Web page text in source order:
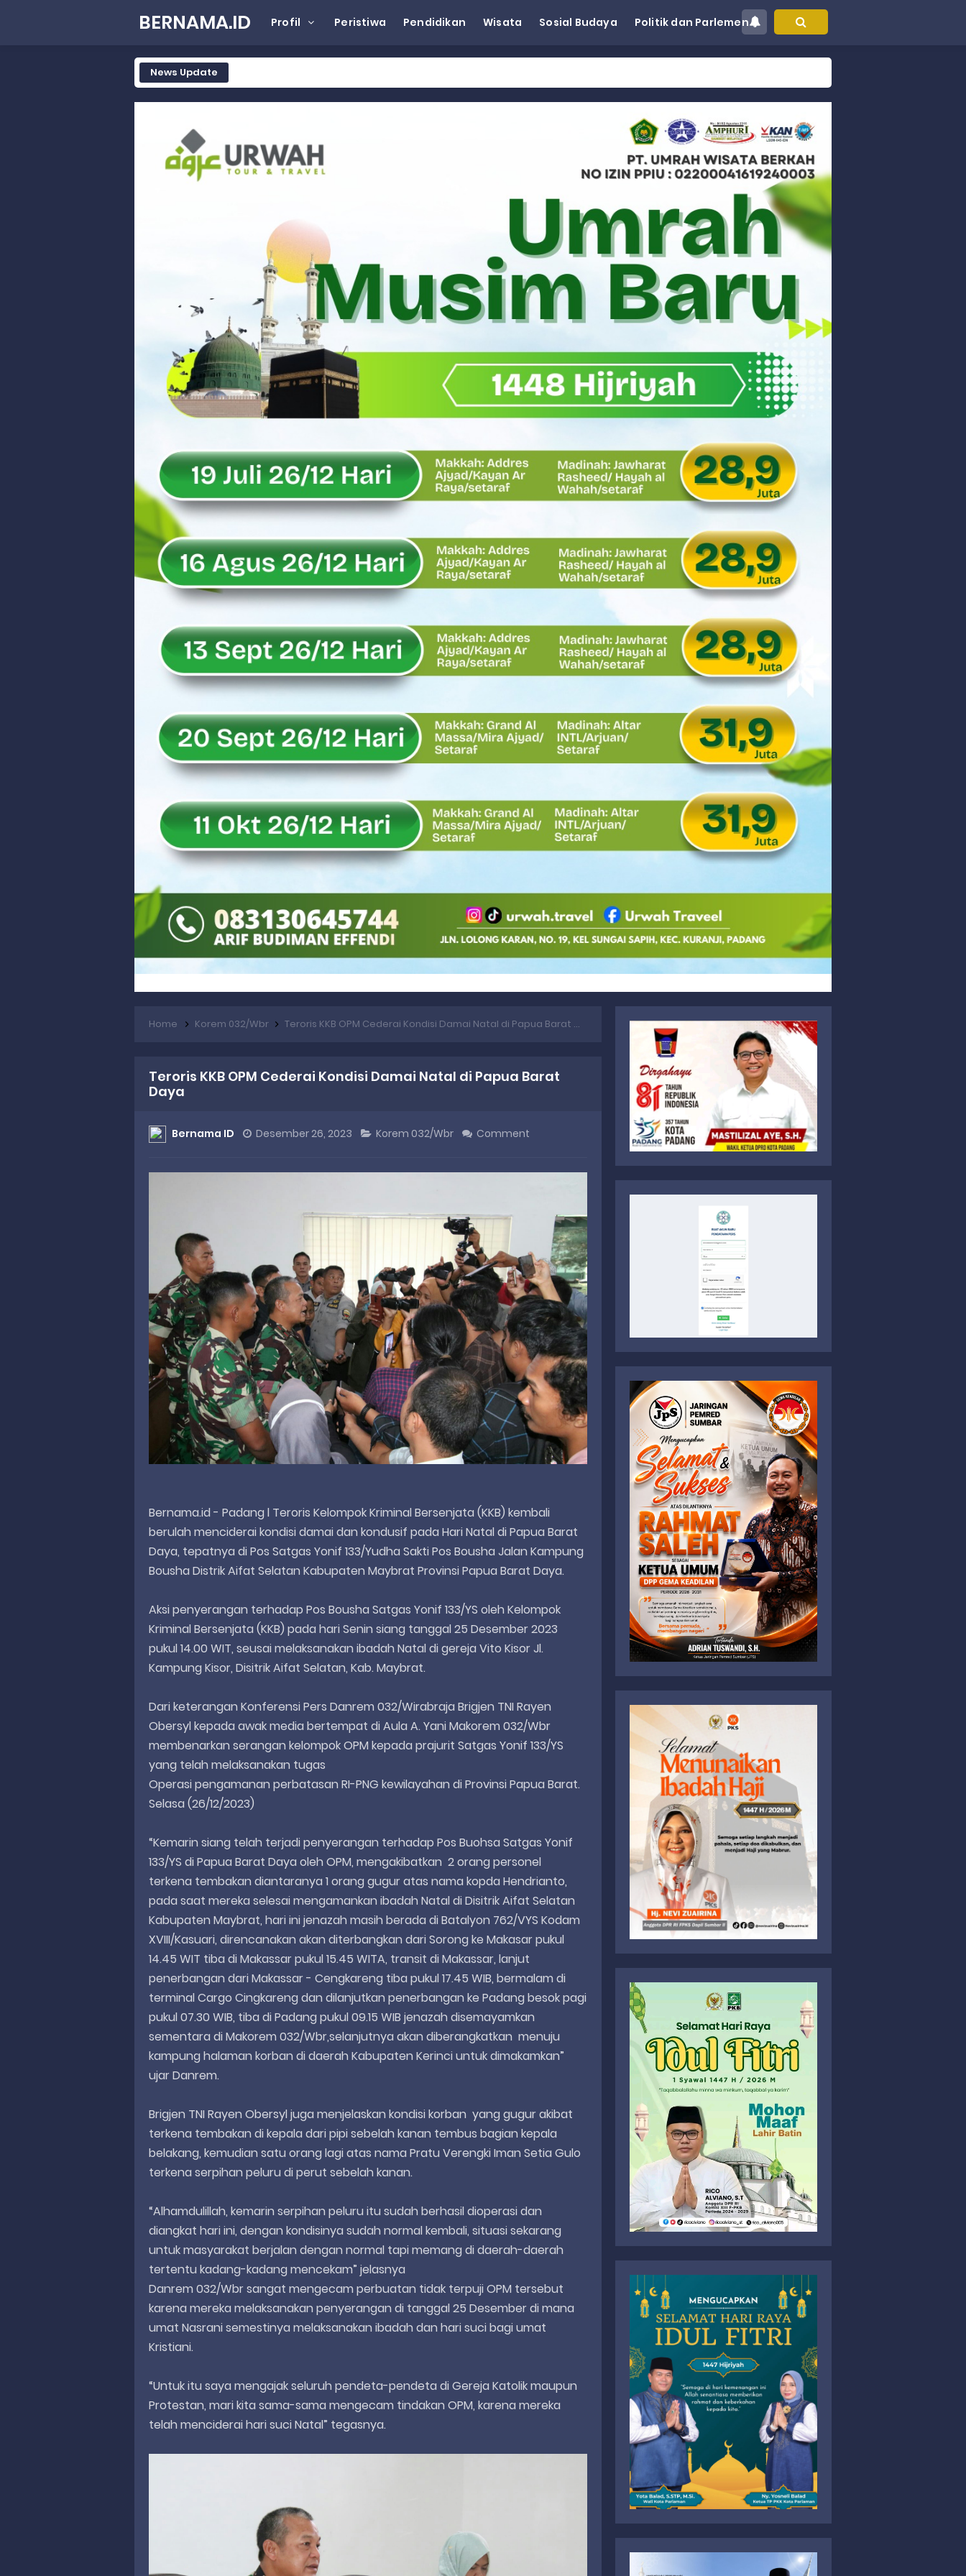
BERNAMA.ID Profil Peristiwa Pendidikan Wisata Sosial Budaya Politik dan Parlemen
News Update
Rahmat Saleh Komitmen Penguatan Kapasitas Dai dan Akademisi
Rahmat Saleh Resmikan Hunian Tetap KARTA untuk Korban Banjir Bandang di Sumbar
Wakili Gubernur Sumbar, Kabiro Kesra Hadiri dan Berikan Arahan pada MTQ Nasional ke-50 Tingkat Kec. Sungai Limau
RELIS KEJAKSAAN TINGGI SUMATERA BARAT
RELIS KEJAKSAAN TINGGI SUMATERA BARAT
RELIS KEJAKSAAN TINGGI SUMATERA BARAT
Peringati Hari Koperasi ke-79, Wagub Sumbar Dorong Koperasi Jadi Motor Penggerak Ekonomi Rakyat
Dilantik sebagai Ketua Umum Gema Keadilan, Rahmat Saleh Ajak Anak Muda Jadi Pemimpin Bangsa
Bangunan Liar di Atas Aset PT KAI Diduga Dibiarkan, Publik Pertanyakan Ketegasan Penegakan Hukum
Soal Isu Kejati Sumatera Barat Jemput Mahasiswa Paska Demo, Ini Bantahan Asintel Kejati Sumbar
Danrem 032/Wbr: Jadikan Pengabdian sebagai Ibadah kepada Tuhan Yang Maha Esa
Ini Penjelasan Kejaksaan Tinggi Sumatera Barat tentang Kasus Jembatan Sikabu Padang Pariaman
Rahmat Saleh Ingatkan Agrinas soal Defisit Operasional dan Pendapatan
Danrem 032/Wbr Kunjungi Kodim 0311/Pesisir Selatan, Apresiasi Dedikasi Prajurit Dukung Pembangunan Nasional
Sita Uang Tunai Rp 3 M terkait Kasus Dermaga Labuhan Bajau di Mentawai, Ini Penjelasan Tim Penyidik Kejaksaan Tinggi Sumbar
Rahmat Saleh Sebut Langkah Dony Oskaria Audit 750 BUMN Momentum Perbaikan Tata Kelola
Rahmat Saleh Puji Kinerja Dony Oskaria, Laba BUMN Meningkat dan Transformasi Berjalan Tanpa PHK Massal
DANREM 032/WIRABRAJA RESMIKAN JEMBATAN BAILEY DI NAGARI SALAREH AIA TIMUR, WUJUD NYATA KEPEDULIAN TNI UNTUK MASYARAKAT
Dialog Inspiratif di Agam, Legislator Nevi Zuairina Sampaikan Hal Ini
Danpusterad Resmi Tutup Program Bakti TNI AD Untuk Rakyat di Kabupaten Kepulauan Mentawai
Rahmat Saleh Nilai Penataan BUMN Perlu, Asalkan Layanan Publik Tetap Terjaga
Thursday, 6 August
Home Korem 032/Wbr Teroris KKB OPM Cederai Kondisi Damai Natal di Papua Barat Daya
Teroris KKB OPM Cederai Kondisi Damai Natal di Papua Barat
Daya
Bernama ID Desember 26, 2023 Korem 032/Wbr Comment
Bernama.id - Padang l Teroris Kelompok Kriminal Bersenjata (KKB) kembali
berulah menciderai kondisi damai dan kondusif pada Hari Natal di Papua Barat
Daya, tepatnya di Pos Satgas Yonif 133/Yudha Sakti Pos Bousha Jalan Kampung
Bousha Distrik Aifat Selatan Kabupaten Maybrat Provinsi Papua Barat Daya.
Aksi penyerangan terhadap Pos Bousha Satgas Yonif 133/YS oleh Kelompok
Kriminal Bersenjata (KKB) pada hari Senin siang tanggal 25 Desember 2023
pukul 14.00 WIT, seusai melaksanakan ibadah Natal di gereja Vito Kisor Jl.
Kampung Kisor, Disitrik Aifat Selatan, Kab. Maybrat.
Dari keterangan Konferensi Pers Danrem 032/Wirabraja Brigjen TNI Rayen
Obersyl kepada awak media bertempat di Aula A. Yani Makorem 032/Wbr
membenarkan serangan kelompok OPM kepada prajurit Satgas Yonif 133/YS
yang telah melaksanakan tugas
Operasi pengamanan perbatasan RI-PNG kewilayahan di Provinsi Papua Barat.
Selasa (26/12/2023)
“Kemarin siang telah terjadi penyerangan terhadap Pos Buohsa Satgas Yonif
133/YS di Papua Barat Daya oleh OPM, mengakibatkan 2 orang personel
terkena tembakan diantaranya 1 orang gugur atas nama kopda Hendrianto,
pada saat mereka selesai mengamankan ibadah Natal di Disitrik Aifat Selatan
Kabupaten Maybrat, hari ini jenazah masih berada di Batalyon 762/VYS Kodam
XVIII/Kasuari, direncanakan akan diterbangkan dari Sorong ke Makasar pukul
14.45 WIT tiba di Makassar pukul 15.45 WITA, transit di Makassar, lanjut
penerbangan dari Makassar - Cengkareng tiba pukul 17.45 WIB, bermalam di
terminal Cargo Cingkareng dan dilanjutkan penerbangan ke Padang besok pagi
pukul 07.30 WIB, tiba di Padang pukul 09.15 WIB jenazah disemayamkan
sementara di Makorem 032/Wbr,selanjutnya akan diberangkatkan menuju
kampung halaman korban di daerah Kabupaten Kerinci untuk dimakamkan”
ujar Danrem.
Brigjen TNI Rayen Obersyl juga menjelaskan kondisi korban yang gugur akibat
terkena tembakan di kepala dari pipi sebelah kanan tembus bagian kepala
belakang, kemudian satu orang lagi atas nama Pratu Verengki Iman Setia Gulo
terkena serpihan peluru di perut sebelah kanan.
“Alhamdulillah, kemarin serpihan peluru itu sudah berhasil dioperasi dan
diangkat hari ini, dengan kondisinya sudah normal kembali, situasi sekarang
untuk masyarakat berjalan dengan normal tapi memang di daerah-daerah
tertentu kadang-kadang mencekam” jelasnya
Danrem 032/Wbr sangat mengecam perbuatan tidak terpuji OPM tersebut
karena mereka melaksanakan penyerangan di tanggal 25 Desember di mana
umat Nasrani semestinya melaksanakan ibadah dan hari suci bagi umat
Kristiani.
“Untuk itu saya mengajak seluruh pendeta-pendeta di Gereja Katolik maupun
Protestan, mari kita sama-sama mengecam tindakan OPM, karena mereka
telah menciderai hari suci Natal” tegasnya.